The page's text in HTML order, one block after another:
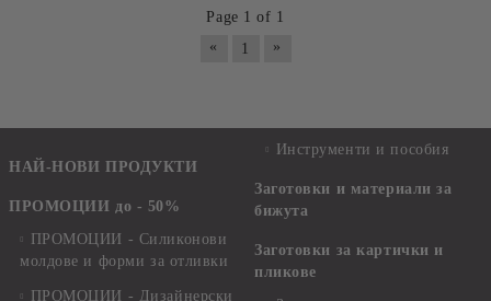
Page 1 of 1
«
1 »
НАЙ-НОВИ ПРОДУКТИ
ПРОМОЦИИ до - 50%
ПРОМОЦИИ - Силиконови
молдове и форми за отливки
ПРОМОЦИИ - Дизайнерски
Инструменти и пособия
Заготовки и материали за
бижута
Заготовки за картички и
пликове